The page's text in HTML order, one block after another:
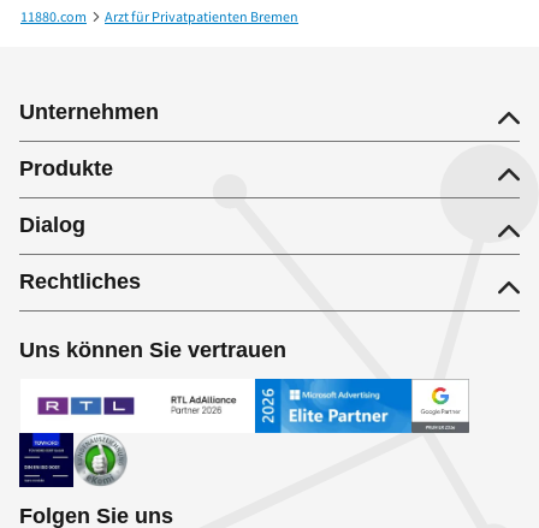
11880.com
Arzt für Privatpatienten Bremen
Unternehmen
Produkte
Dialog
Rechtliches
Uns können Sie vertrauen
Folgen Sie uns